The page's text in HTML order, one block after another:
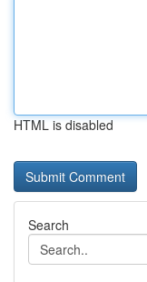
HTML is disabled
Search